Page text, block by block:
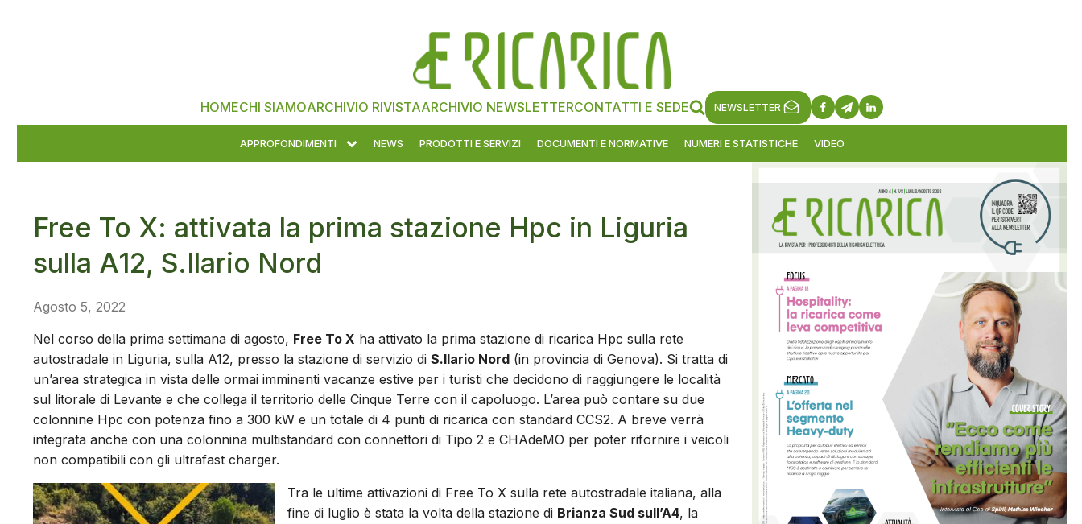
HOMECHI SIAMOARCHIVIO RIVISTAARCHIVIO NEWSLETTERCONTATTI E SEDE NEWSLETTER
APPROFONDIMENTI NEWS PRODOTTI E SERVIZI DOCUMENTI E NORMATIVE NUMERI E STATISTICHE VIDEO
Free To X: attivata la prima stazione Hpc in Liguria
sulla A12, S.Ilario Nord
Agosto 5, 2022
Nel corso della prima settimana di agosto, Free To X ha attivato la prima stazione di ricarica Hpc sulla rete
autostradale in Liguria, sulla A12, presso la stazione di servizio di S.Ilario Nord (in provincia di Genova). Si tratta di
un’area strategica in vista delle ormai imminenti vacanze estive per i turisti che decidono di raggiungere le località
sul litorale di Levante e che collega il territorio delle Cinque Terre con il capoluogo. L’area può contare su due
colonnine Hpc con potenza fino a 300 kW e un totale di 4 punti di ricarica con standard CCS2. A breve verrà
integrata anche con una colonnina multistandard con connettori di Tipo 2 e CHAdeMO per poter rifornire i veicoli
non compatibili con gli ultrafast charger.
Tra le ultime attivazioni di Free To X sulla rete autostradale italiana, alla
fine di luglio è stata la volta della stazione di Brianza Sud sull’A4, la